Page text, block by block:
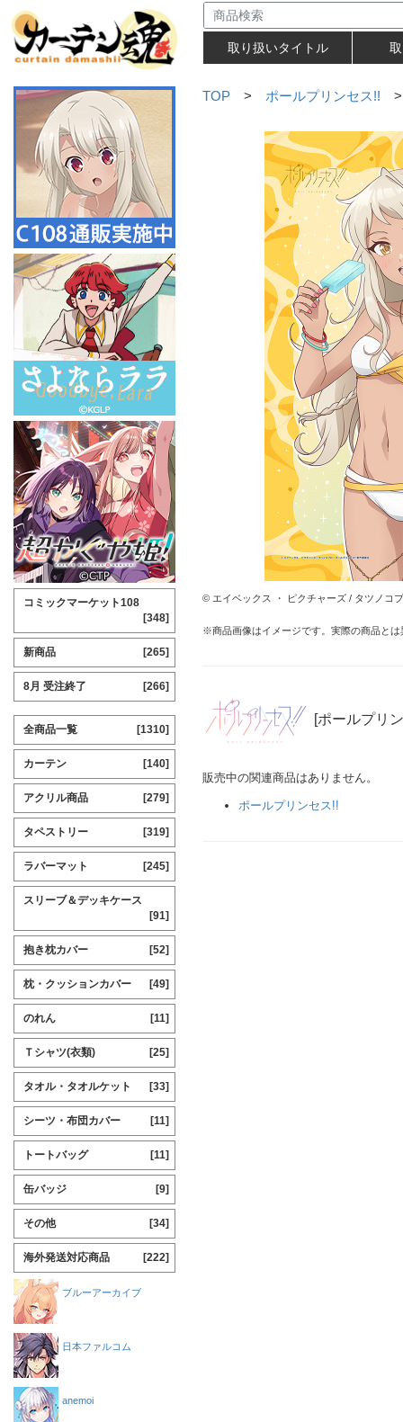
取り扱いタイトル
TOP > ポールプリンセス!! >
© エイベックス ・ ピクチャーズ / タツノコ
※商品画像はイメージです。実際の商品と
[ポールプリ
販売中の関連商品はありません。
ポールプリンセス!!
コミックマーケット108
[348]
新商品 [265]
8月 受注終了 [266]
全商品一覧 [1310]
カーテン [140]
アクリル商品 [279]
タペストリー [319]
ラバーマット [245]
スリーブ＆デッキケース
[91]
抱き枕カバー [52]
枕・クッションカバー [49]
のれん [11]
Ｔシャツ(衣類) [25]
タオル・タオルケット [33]
シーツ・布団カバー [11]
トートバッグ [11]
缶バッジ [9]
その他 [34]
海外発送対応商品 [222]
ブルーアーカイブ
日本ファルコム
anemoi